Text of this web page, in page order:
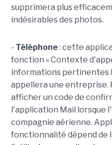
supprimera plus
indésirables des photos.
- Téléphone: cette
fonction « Contexte
informations pertinentes
appellera une entreprise.
afficher un code de
l'application Mail lorsque
compagnie aérienne.
fonctionnalité dépend de